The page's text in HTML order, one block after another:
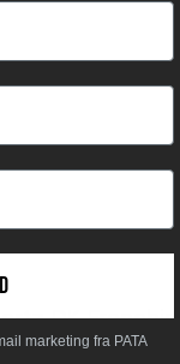
DK Franchise
Expeditions
marketing fra PATA